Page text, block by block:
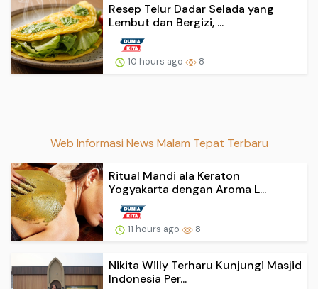
Resep Telur Dadar Selada yang
Lembut dan Bergizi, ...
10 hours ago 8
Web Informasi News Malam Tepat Terbaru
Ritual Mandi ala Keraton
Yogyakarta dengan Aroma L...
11 hours ago 8
Nikita Willy Terharu Kunjungi Masjid
Indonesia Per...